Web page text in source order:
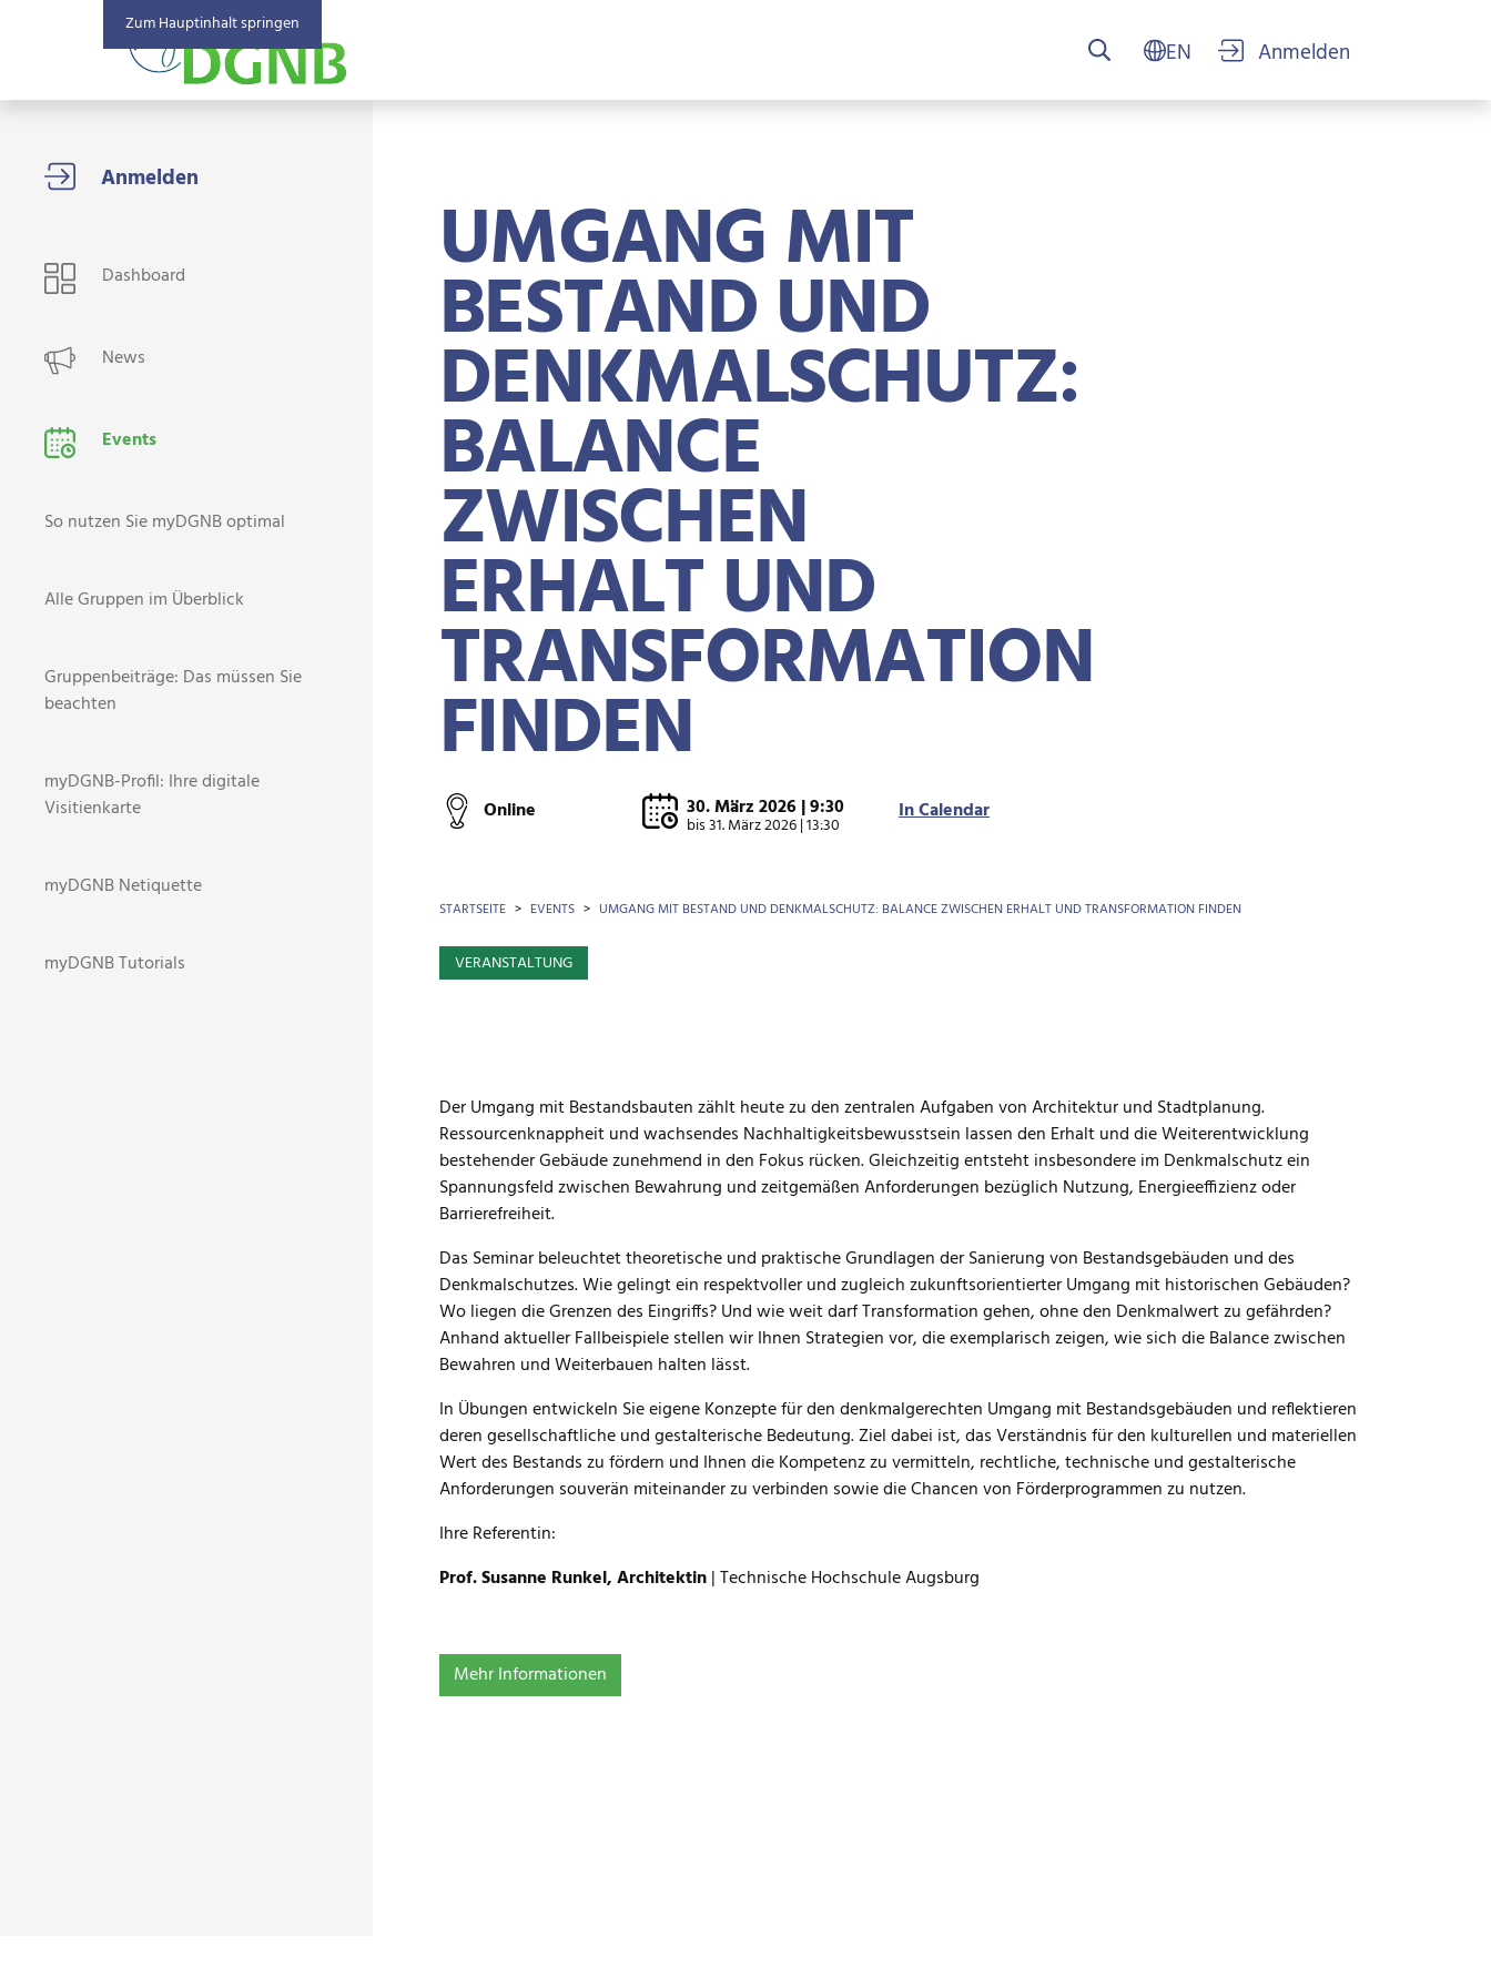
Zum Hauptinhalt springen USER
UMGANG MIT
BESTAND UND
DENKMALSCHUTZ:
BALANCE
ZWISCHEN
ERHALT UND
TRANSFORMATION
FINDEN
Online 30. März 2026 | 9:30
bis31. März 2026 | 13:30 In Calendar
BROTKRÜMEL
STARTSEITE EVENTS UMGANG MIT BESTAND UND DENKMALSCHUTZ: BALANCE ZWISCHEN ERHALT UND TRANSFORMATION FINDEN
VERANSTALTUNG
Der Umgang mit Bestandsbauten zählt heute zu den zentralen Aufgaben von Architektur und Stadtplanung.
Ressourcenknappheit und wachsendes Nachhaltigkeitsbewusstsein lassen den Erhalt und die Weiterentwicklung
bestehender Gebäude zunehmend in den Fokus rücken. Gleichzeitig entsteht insbesondere im Denkmalschutz ein
Spannungsfeld zwischen Bewahrung und zeitgemäßen Anforderungen bezüglich Nutzung, Energieeffizienz oder
Barrierefreiheit.
Das Seminar beleuchtet theoretische und praktische Grundlagen der Sanierung von Bestandsgebäuden und des
Denkmalschutzes. Wie gelingt ein respektvoller und zugleich zukunftsorientierter Umgang mit historischen Gebäuden?
Wo liegen die Grenzen des Eingriffs? Und wie weit darf Transformation gehen, ohne den Denkmalwert zu gefährden?
Anhand aktueller Fallbeispiele stellen wir Ihnen Strategien vor, die exemplarisch zeigen, wie sich die Balance zwischen
Bewahren und Weiterbauen halten lässt.
In Übungen entwickeln Sie eigene Konzepte für den denkmalgerechten Umgang mit Bestandsgebäuden und reflektieren
deren gesellschaftliche und gestalterische Bedeutung. Ziel dabei ist, das Verständnis für den kulturellen und materiellen
Wert des Bestands zu fördern und Ihnen die Kompetenz zu vermitteln, rechtliche, technische und gestalterische
Anforderungen souverän miteinander zu verbinden sowie die Chancen von Förderprogrammen zu nutzen.
Ihre Referentin:
Prof. Susanne Runkel, Architektin| Technische Hochschule Augsburg
Mehr Informationen
USER NAVIGATION
Dashboard
News
Events
So nutzen Sie myDGNB optimal
Alle Gruppen im Überblick
Gruppenbeiträge: Das müssen Sie
beachten
myDGNB-Profil: Ihre digitale
Visitienkarte
myDGNB Netiquette
myDGNB Tutorials